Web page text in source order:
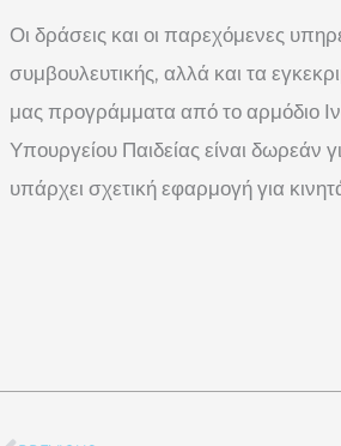
Οι δράσεις και οι παρεχόμενες
συμβουλευτικής, αλλά και τα
μας προγράμματα από το αρμόδιο
Υπουργείου Παιδείας είναι δωρεάν
υπάρχει σχετική εφαρμογή για